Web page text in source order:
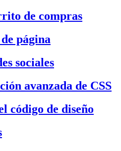
de compras
página
sociales
avanzada de CSS
código de diseño